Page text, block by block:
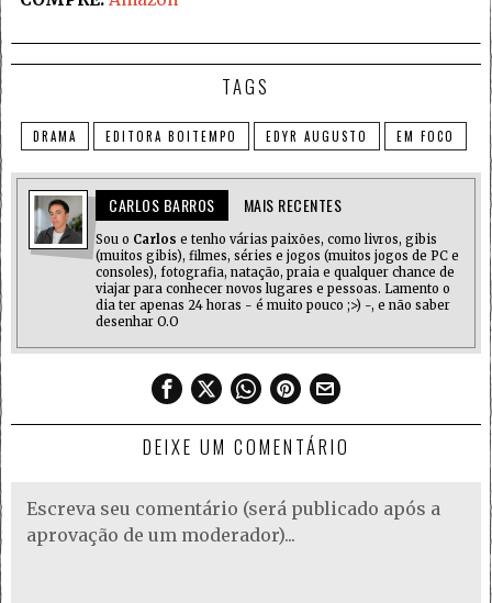
TAGS
DRAMA EDITORA BOITEMPO EDYR AUGUSTO EM FOCO
CARLOS BARROS MAIS RECENTES
Sou o Carlos e tenho várias paixões, como livros, gibis
(muitos gibis), filmes, séries e jogos (muitos jogos de PC e
consoles), fotografia, natação, praia e qualquer chance de
viajar para conhecer novos lugares e pessoas. Lamento o
dia ter apenas 24 horas - é muito pouco ;>) -, e não saber
desenhar O.O
DEIXE UM COMENTÁRIO